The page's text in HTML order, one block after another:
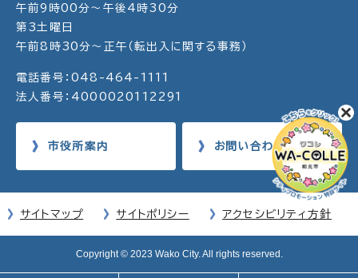
午前9時00分～午後4時30分
第3土曜日
午前8時30分～正午（転出入に関する事務）
電話番号：048-464-1111
法人番号：4000020112291
市役所案内 お問い合わせ
サイトマップ サイトポリシー アクセシビリティ方針
Copyright © 2023 Wako City. All rights reserved.